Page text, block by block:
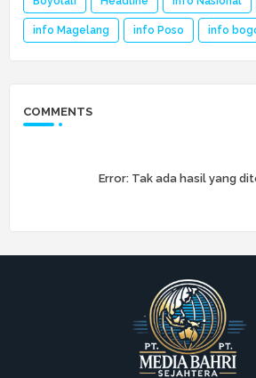
info Magelang info Poso info
COMMENTS
Error: Tak ada hasil yang